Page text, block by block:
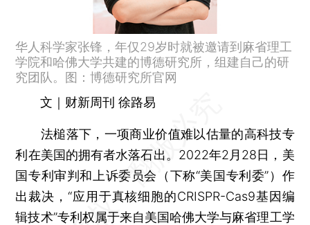
华人科学家张锋，年仅29岁时就被邀请到麻省理工
学院和哈佛大学共建的博德研究所，组建自己的研
究团队。图：博德研究所官网
文｜财新周刊 徐路易
法槌落下，一项商业价值难以估量的高科技专
利在美国的拥有者水落石出。2022年2月28日，美
国专利审判和上诉委员会（下称“美国专利委”）作
出裁决，“应用于真核细胞的CRISPR-Cas9基因编
辑技术”专利权属于来自美国哈佛大学与麻省理工学